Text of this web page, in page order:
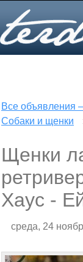
Все объявления
Собаки и щенки
Щенки
Хаус -
среда, 24